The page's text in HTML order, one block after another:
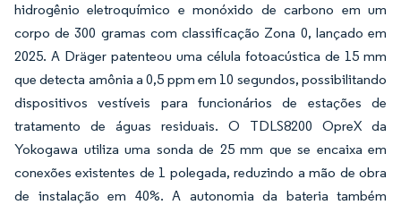
hidrogênio eletroquímico e monóxido de carbono em um
corpo de 300 gramas com classificação Zona 0, lançado em
2025. A Dräger patenteou uma célula fotoacústica de 15 mm
que detecta amônia a 0,5 ppm em 10 segundos, possibilitando
dispositivos vestíveis para funcionários de estações de
tratamento de águas residuais. O TDLS8200 OpreX da
Yokogawa utiliza uma sonda de 25 mm que se encaixa em
conexões existentes de 1 polegada, reduzindo a mão de obra
de instalação em 40%. A autonomia da bateria também